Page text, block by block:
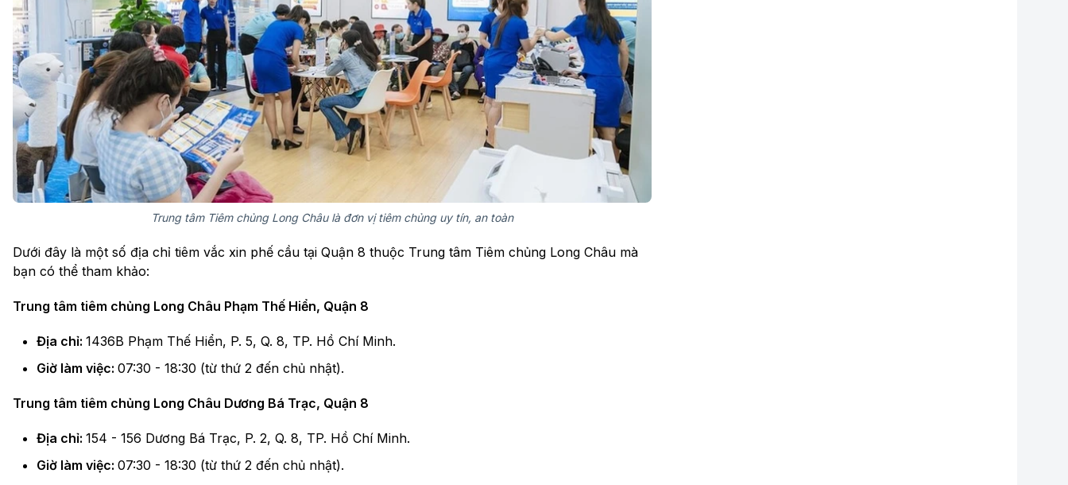
Trung tâm Tiêm chủng Long Châu là đơn vị tiêm chủng uy tín, an toàn
Dưới đây là một số địa chỉ tiêm vắc xin phế cầu tại Quận 8 thuộc Trung tâm Tiêm chủng Long Châu mà
bạn có thể tham khảo:
Trung tâm tiêm chủng Long Châu Phạm Thế Hiển, Quận 8
Địa chỉ: 1436B Phạm Thế Hiển, P. 5, Q. 8, TP. Hồ Chí Minh.
Giờ làm việc: 07:30 - 18:30 (từ thứ 2 đến chủ nhật).
Trung tâm tiêm chủng Long Châu Dương Bá Trạc, Quận 8
Địa chỉ: 154 - 156 Dương Bá Trạc, P. 2, Q. 8, TP. Hồ Chí Minh.
Giờ làm việc: 07:30 - 18:30 (từ thứ 2 đến chủ nhật).